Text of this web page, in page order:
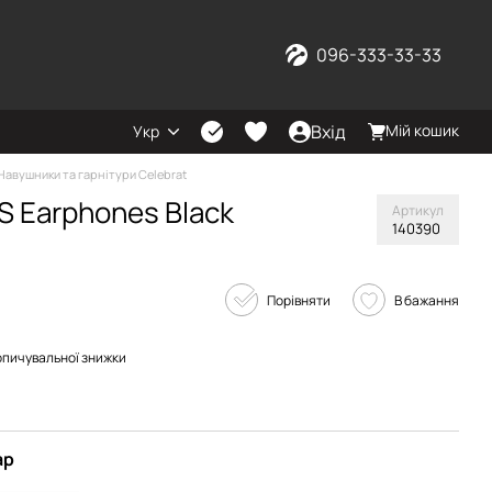
096-333-33-33
Укр Вхід Мій кошик
та гарнітури Celebrat
Earphones Black Артикул
140390
Порівняти В бажання
знижки